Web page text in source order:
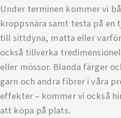
Under terminen kommer vi
kroppsnära samt testa på en
till sittdyna, matta eller
också tillverka
eller mössor. Blanda färger
garn och andra fibrer i våra
effekter – kommer vi också
att köpa på plats.